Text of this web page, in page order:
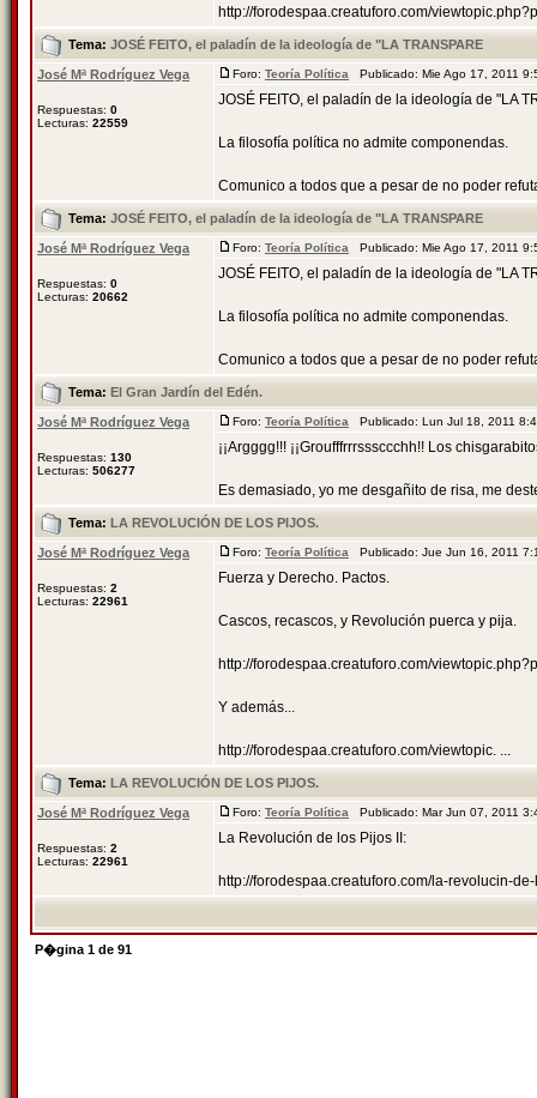
http://forodespaa.creatuforo.com/
Tema: JOSÉ FEITO, el paladín de la ideología de "LA TRANSPARE
José Mª Rodríguez Vega
Respuestas: 0
Lecturas: 22559
Foro: Teoría Política Publicado: Mie Ago 17, 2011
JOSÉ FEITO, el paladín de la ideología de "LA
La filosofía política no admite componendas.
Comunico a todos que a pesar de no poder
Tema: JOSÉ FEITO, el paladín de la ideología de "LA TRANSPARE
José Mª Rodríguez Vega
Respuestas: 0
Lecturas: 20662
Foro: Teoría Política Publicado: Mie Ago 17, 2011
JOSÉ FEITO, el paladín de la ideología de "LA
La filosofía política no admite componendas.
Comunico a todos que a pesar de no poder
Tema: El Gran Jardín del Edén.
José Mª Rodríguez Vega
Respuestas: 130
Lecturas: 506277
Foro: Teoría Política Publicado: Lun Jul 18, 2011
¡¡Argggg!!! ¡¡Groufffrrrsssccchh!! Los
Es demasiado, yo me desgañito de risa, me
Tema: LA REVOLUCIÓN DE LOS PIJOS.
José Mª Rodríguez Vega
Respuestas: 2
Lecturas: 22961
Foro: Teoría Política Publicado: Jue Jun 16, 2011
Fuerza y Derecho. Pactos.
Cascos, recascos, y Revolución puerca y pija.
http://forodespaa.creatuforo.com/
Y además...
http://forodespaa.creatuforo.com/viewtopic. ...
Tema: LA REVOLUCIÓN DE LOS PIJOS.
José Mª Rodríguez Vega
Respuestas: 2
Lecturas: 22961
Foro: Teoría Política Publicado: Mar Jun 07, 2011
La Revolución de los Pijos II:
http://forodespaa.creatuforo.com/la-revolucin-
P�gina 1 de 91